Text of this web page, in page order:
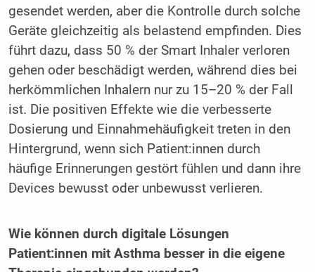
gesendet werden, aber die Kontrolle durch solche
Geräte gleichzeitig als belastend empfinden. Dies
führt dazu, dass 50 % der Smart Inhaler verloren
gehen oder beschädigt werden, während dies bei
herkömmlichen Inhalern nur zu 15–20 % der Fall
ist. Die positiven Effekte wie die verbesserte
Dosierung und Einnahmehäufigkeit treten in den
Hintergrund, wenn sich Patient:innen durch
häufige Erinnerungen gestört fühlen und dann ihre
Devices bewusst oder unbewusst verlieren.
Wie können durch digitale Lösungen
Patient:innen mit Asthma besser in die eigene